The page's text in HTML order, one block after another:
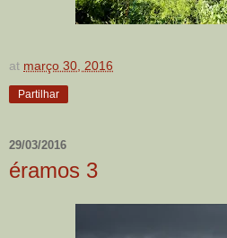
at março 30, 2016
Partilhar
29/03/2016
éramos 3